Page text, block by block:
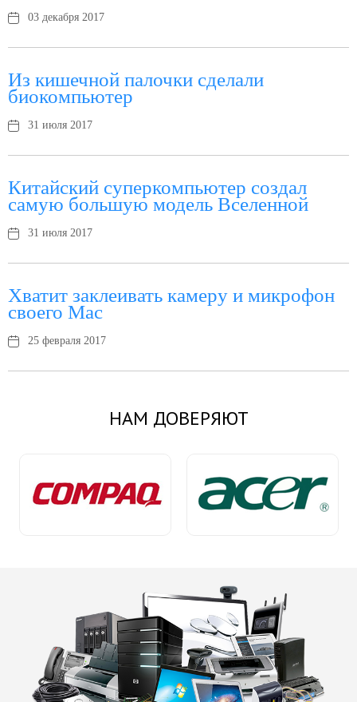
03 декабря 2017
Из кишечной палочки сделали
биокомпьютер
31 июля 2017
Китайский суперкомпьютер создал
самую большую модель Вселенной
31 июля 2017
Хватит заклеивать камеру и микрофон
своего Mac
25 февраля 2017
НАМ ДОВЕРЯЮТ